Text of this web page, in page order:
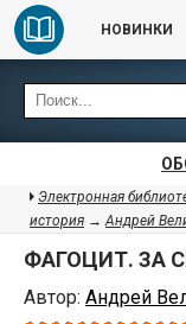
НОВИНКИ
Электронная
история →Андрей
ФАГОЦИТ. ЗА
Автор: Андрей